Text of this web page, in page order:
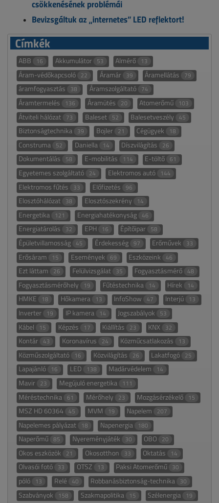
csökkenésének problémái
Bevizsgáltuk az „internetes” LED reflektort!
Címkék
ABB 16 Akkumulátor 53 Almérő 13
Áram-védőkapcsoló 22 Áramár 39 Áramellátás 79
áramfogyasztás 38 Áramszolgáltató 74
Áramtermelés 136 Áramütés 20 Atomerőmű 103
Átviteli hálózat 73 Baleset 52 Balesetveszély 45
Biztonságtechnika 39 Bojler 21 Cégügyek 18
Construma 52 Daniella 14 Díszvilágítás 26
Dokumentálás 58 E-mobilitás 114 E-töltő 61
Egyetemes szolgáltató 24 Elektromos autó 144
Elektromos fűtés 33 Előfizetés 96
Elosztóhálózat 38 Elosztószekrény 14
Energetika 121 Energiahatékonyság 46
Energiatárolás 32 EPH 16 Építőipar 58
Épületvillamosság 45 Érdekesség 97 Erőművek 33
Erősáram 15 Események 69 Eszközeink 46
Ezt láttam 26 Felülvizsgálat 35 Fogyasztásmérő 48
Fogyasztásmérőhely 19 Fűtéstechnika 14 Hírek 14
HMKE 18 Hőkamera 13 InfoShow 47 Interjú 13
Inverter 19 IP kamera 14 Jogszabályok 53
Kábel 15 Képzés 17 Kiállítás 23 KNX 32
Kontár 43 Koronavírus 24 Közműcsatlakozás 13
Közműszolgáltató 16 Közvilágítás 26 Lakatfogó 25
Lapajánló 16 LED 138 Madárvédelem 14
Mavir 23 Megújuló energetika 111
Méréstechnika 61 Mérőhely 23 Mozgásérzékelő 15
MSZ HD 60364 45 MVM 19 Napelem 207
Napelemes pályázat 18 Napenergia 180
Naperőmű 85 Nyereményjáték 30 OBO 20
Okos eszközök 21 Okosotthon 33 Oktatás 14
Olvasói fotó 33 OTSZ 13 Paksi Atomerőmű 30
póló 13 Relé 40 Robbanásbiztonság-technika 30
Szabványok 158 Szakmapolitika 15 Szélenergia 19